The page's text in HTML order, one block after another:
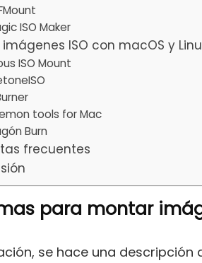
ISO Maker
ISO con macOS y
ISO Mount
tools for Mac
Burn
frecuentes
para montar
se hace una descripción